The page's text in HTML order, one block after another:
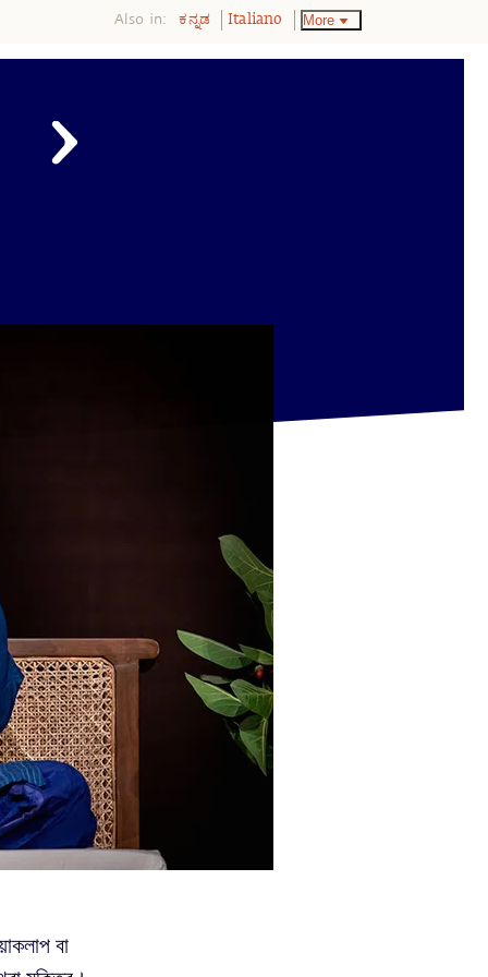
Also in: ಕನ್ನಡ Italiano More
বা